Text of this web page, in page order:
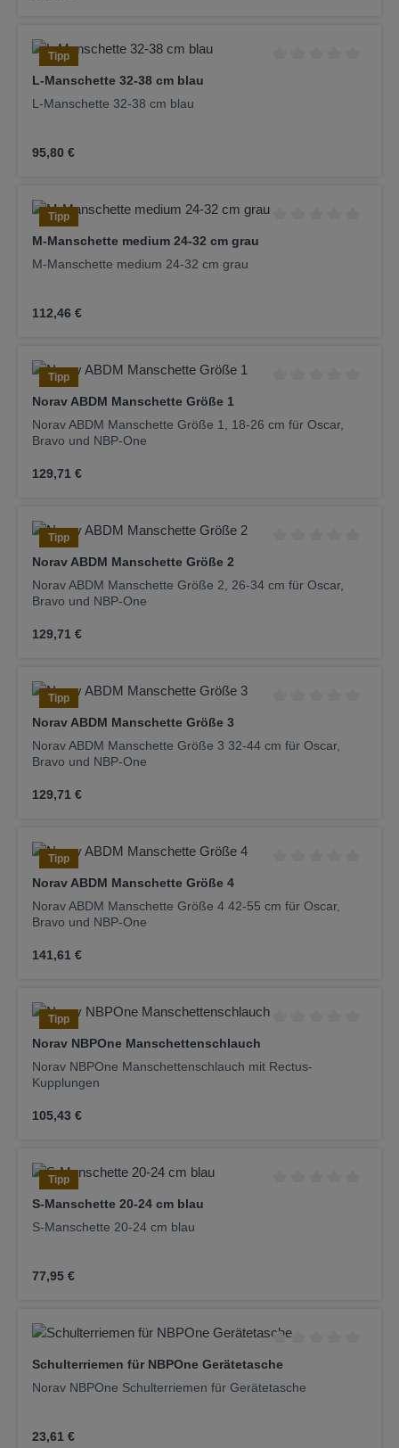
Tipp
L-Manschette 32-38 cm blau
L-Manschette 32-38 cm blau
Regulärer Preis:
95,80 €
Tipp
M-Manschette medium 24-32 cm grau
M-Manschette medium 24-32 cm grau
Regulärer Preis:
112,46 €
Tipp
Norav ABDM Manschette Größe 1
Norav ABDM Manschette Größe 1, 18-26 cm für Oscar,
Bravo und NBP-One
Regulärer Preis:
129,71 €
Tipp
Norav ABDM Manschette Größe 2
Norav ABDM Manschette Größe 2, 26-34 cm für Oscar,
Bravo und NBP-One
Regulärer Preis:
129,71 €
Tipp
Norav ABDM Manschette Größe 3
Norav ABDM Manschette Größe 3 32-44 cm für Oscar,
Bravo und NBP-One
Regulärer Preis:
129,71 €
Tipp
Norav ABDM Manschette Größe 4
Norav ABDM Manschette Größe 4 42-55 cm für Oscar,
Bravo und NBP-One
Regulärer Preis:
141,61 €
Tipp
Norav NBPOne Manschettenschlauch
Norav NBPOne Manschettenschlauch mit Rectus-
Kupplungen
Regulärer Preis:
105,43 €
Tipp
S-Manschette 20-24 cm blau
S-Manschette 20-24 cm blau
Regulärer Preis:
77,95 €
Durchschnittliche
Schulterriemen für NBPOne Gerätetasche
Norav NBPOne Schulterriemen für Gerätetasche
Regulärer Preis:
23,61 €